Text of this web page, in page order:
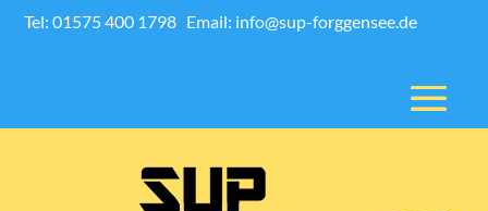
Tel: 01575 400 1798 Email: info@sup-forggensee.de